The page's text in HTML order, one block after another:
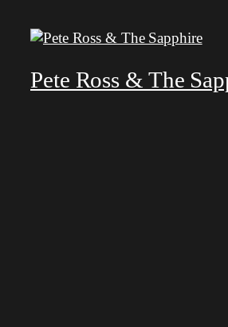
Pete Ross & The